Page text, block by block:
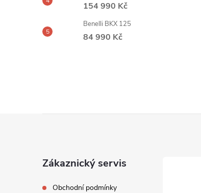
154 990 Kč
Benelli BKX 125
84 990 Kč
Zákaznický servis
Obchodní podmínky